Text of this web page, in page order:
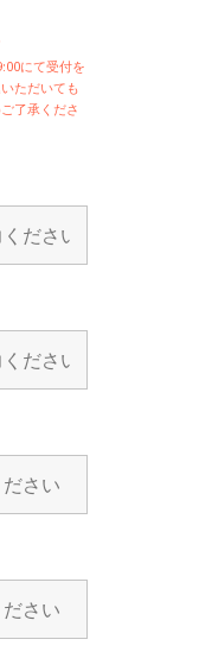
にて受付を
ただいても
了承くださ